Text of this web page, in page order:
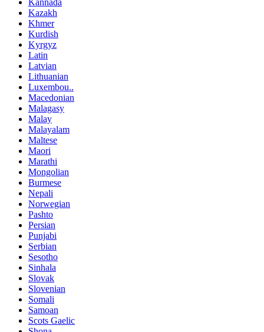
Kazakh
Khmer
Kurdish
Kyrgyz
Latin
Latvian
Lithuanian
Luxembou..
Macedonian
Malagasy
Malay
Malayalam
Maltese
Maori
Marathi
Mongolian
Burmese
Nepali
Norwegian
Pashto
Persian
Punjabi
Serbian
Sesotho
Sinhala
Slovak
Slovenian
Somali
Samoan
Scots Gaelic